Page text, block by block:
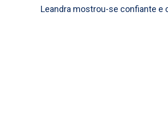
Leandra mostrou-se confiante e